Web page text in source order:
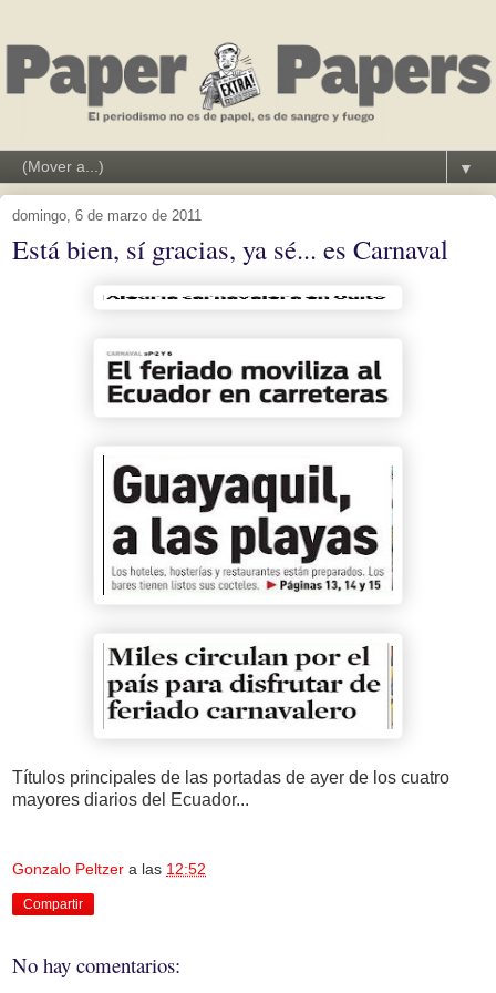
▼
domingo, 6 de marzo de 2011
Está bien, sí gracias, ya sé... es Carnaval
Títulos principales de las portadas de ayer de los cuatro
mayores diarios del Ecuador...
Gonzalo Peltzer a las 12:52
Compartir
No hay comentarios: